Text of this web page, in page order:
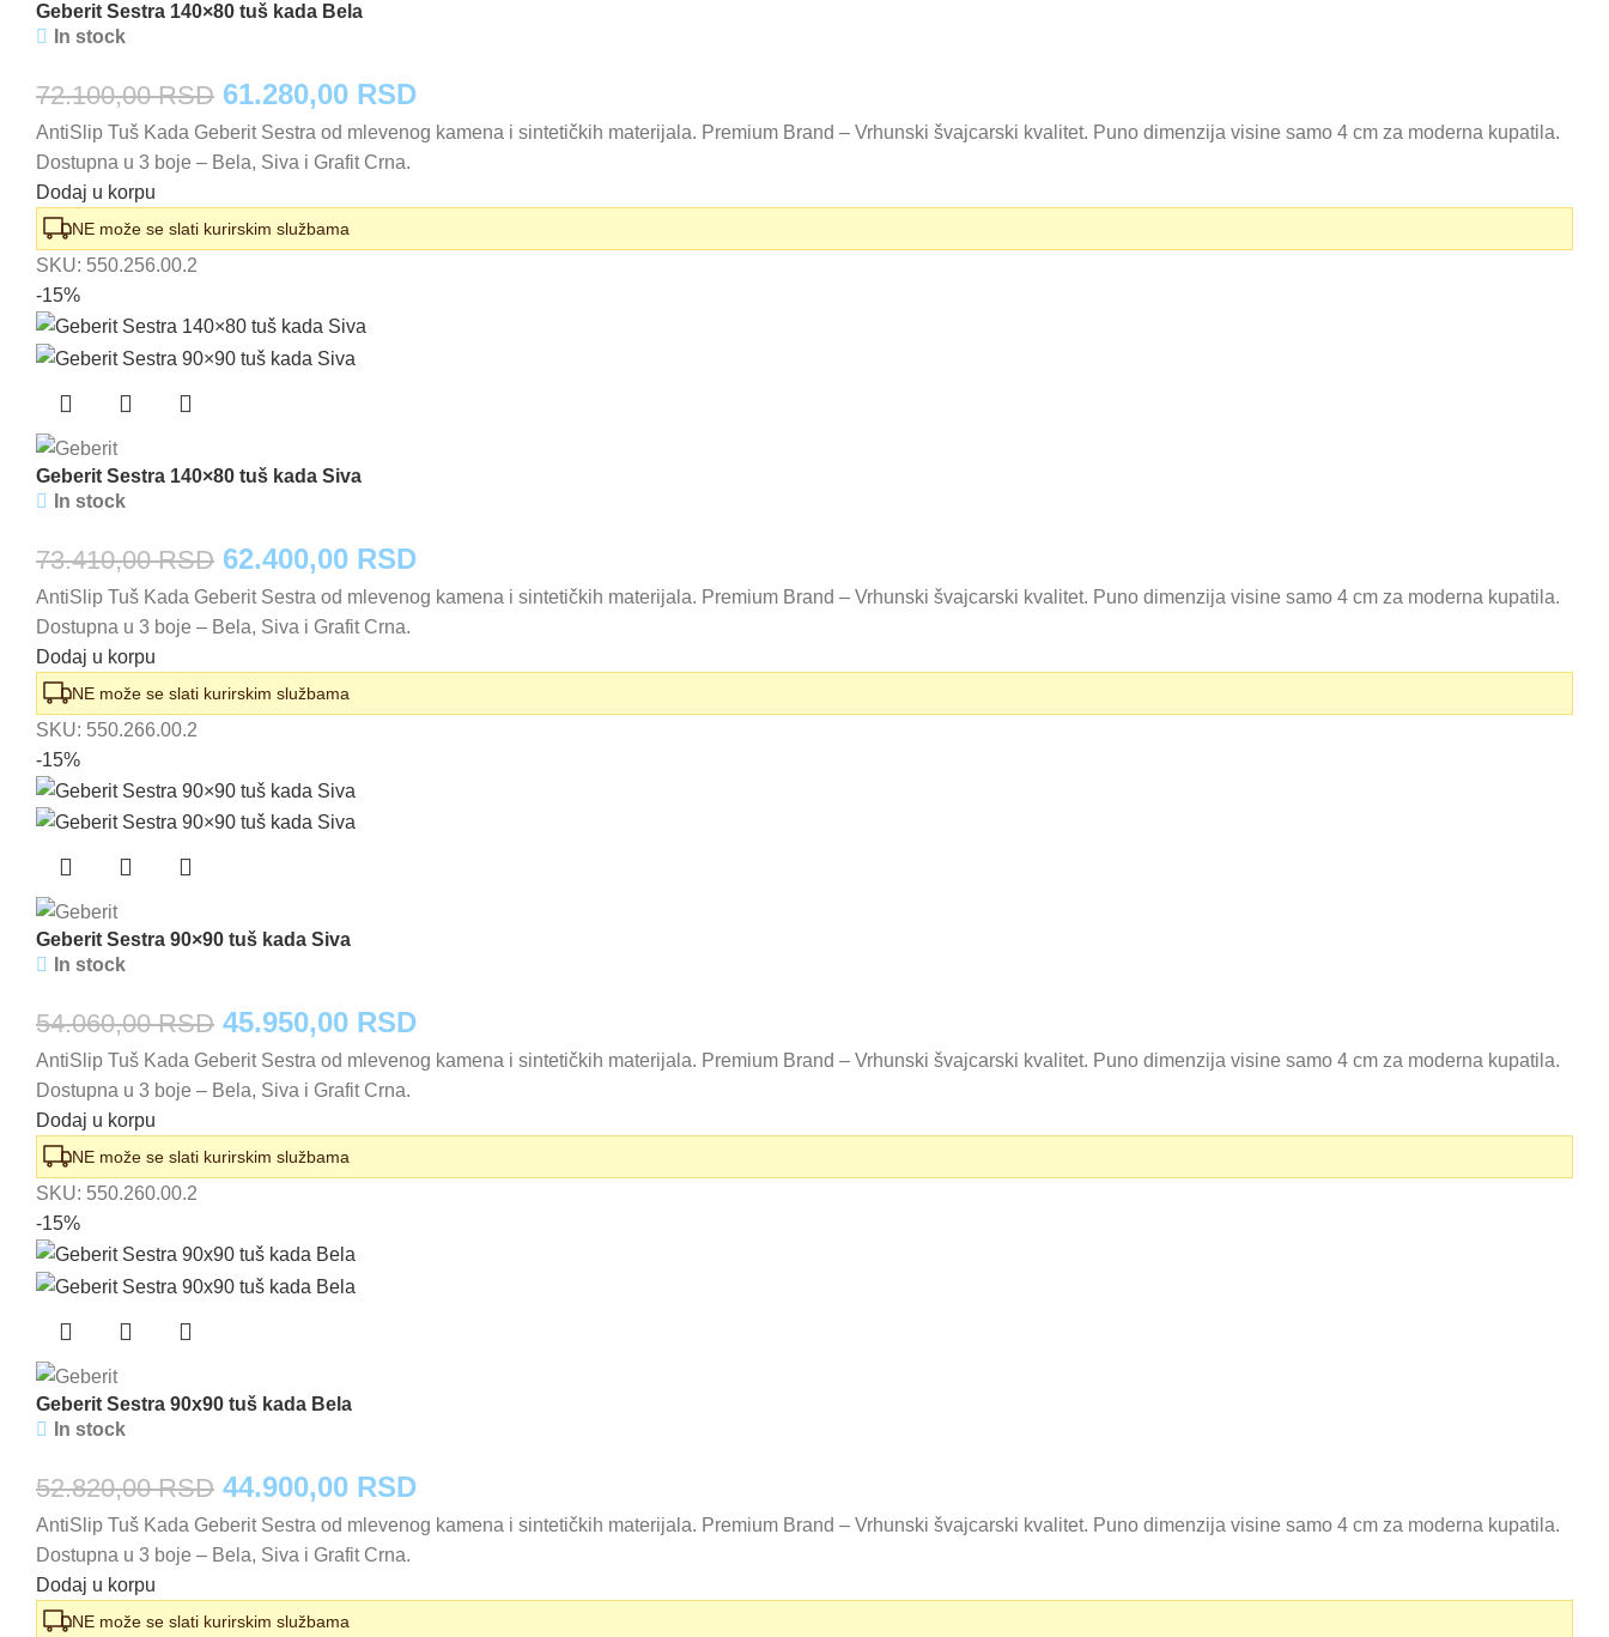
Geberit Sestra 140×80 tuš kada Bela
In stock
72.100,00RSD Originalna
cena
bila:
61.280,00 RSDTrenutna
cena
AntiSlip Tuš Kada Geberit Sestra od mlevenog kamena i sintetičkih materijala. Premium Brand – Vrhunski švajcarski kvalitet. Puno dimenzija visine samo 4 cm za moderna kupatila.
Dostupna u 3 boje – Bela, Siva i Grafit Crna.
Dodaj u korpu
NE može se slati kurirskim službama
SKU: 550.256.00.2
-15%
Geberit Sestra 140×80 tuš kada Siva
In stock
73.410,00RSD Originalna
cena
bila:
62.400,00 RSDTrenutna
cena
AntiSlip Tuš Kada Geberit Sestra od mlevenog kamena i sintetičkih materijala. Premium Brand – Vrhunski švajcarski kvalitet. Puno dimenzija visine samo 4 cm za moderna kupatila.
Dostupna u 3 boje – Bela, Siva i Grafit Crna.
Dodaj u korpu
NE može se slati kurirskim službama
SKU: 550.266.00.2
-15%
Geberit Sestra 90×90 tuš kada Siva
In stock
54.060,00RSD Originalna
cena
bila:
45.950,00 RSDTrenutna
cena
AntiSlip Tuš Kada Geberit Sestra od mlevenog kamena i sintetičkih materijala. Premium Brand – Vrhunski švajcarski kvalitet. Puno dimenzija visine samo 4 cm za moderna kupatila.
Dostupna u 3 boje – Bela, Siva i Grafit Crna.
Dodaj u korpu
NE može se slati kurirskim službama
SKU: 550.260.00.2
-15%
Geberit Sestra 90x90 tuš kada Bela
In stock
52.820,00RSD Originalna
cena
bila:
44.900,00 RSDTrenutna
cena
AntiSlip Tuš Kada Geberit Sestra od mlevenog kamena i sintetičkih materijala. Premium Brand – Vrhunski švajcarski kvalitet. Puno dimenzija visine samo 4 cm za moderna kupatila.
Dostupna u 3 boje – Bela, Siva i Grafit Crna.
Dodaj u korpu
NE može se slati kurirskim službama